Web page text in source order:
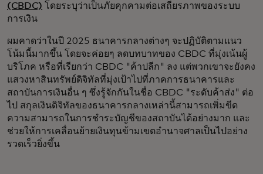
(CBDC) โดยระบุว่าเป็นภัยคุกคามต่อเสถียรภาพของระบบ
การเงิน
ผมคาดว่าในปี 2025 ธนาคารกลางต่างๆ จะปฏิบัติตามแนว
โน้มนี้มากขึ้น โดยจะค่อยๆ ลดบทบาทของ CBDC ที่มุ่งเน้นผู้
บริโภค หรือที่เรียกว่า CBDC "ค้าปลีก" ลง แต่พวกเขาจะยังคง
แสวงหาสินทรัพย์ดิจิทัลที่มุ่งเป้าไปที่ภาคการธนาคารและ
สถาบันการเงินอื่น ๆ ซึ่งรู้จักกันในชื่อ CBDC "ระดับค้าส่ง" ต่อ
ไป สกุลเงินดิจิทัลของธนาคารกลางเหล่านี้สามารถเพิ่มขีด
ความสามารถในการชำระบัญชีของสถาบันได้อย่างมาก และ
ช่วยให้การเคลื่อนย้ายเงินทุนข้ามเขตอำนาจศาลเป็นไปอย่าง
รวดเร็วยิ่งขึ้น